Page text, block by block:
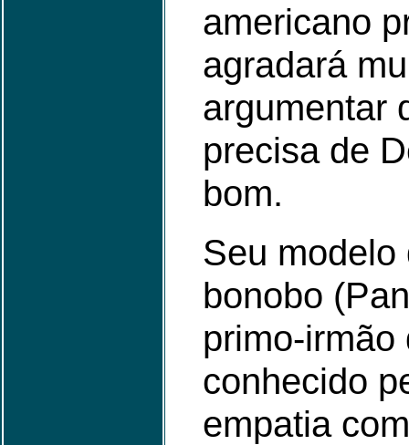
americano
agradará
argumentar
precisa de
bom.
Seu modelo
bonobo
primo-irmão
conhecido
empatia